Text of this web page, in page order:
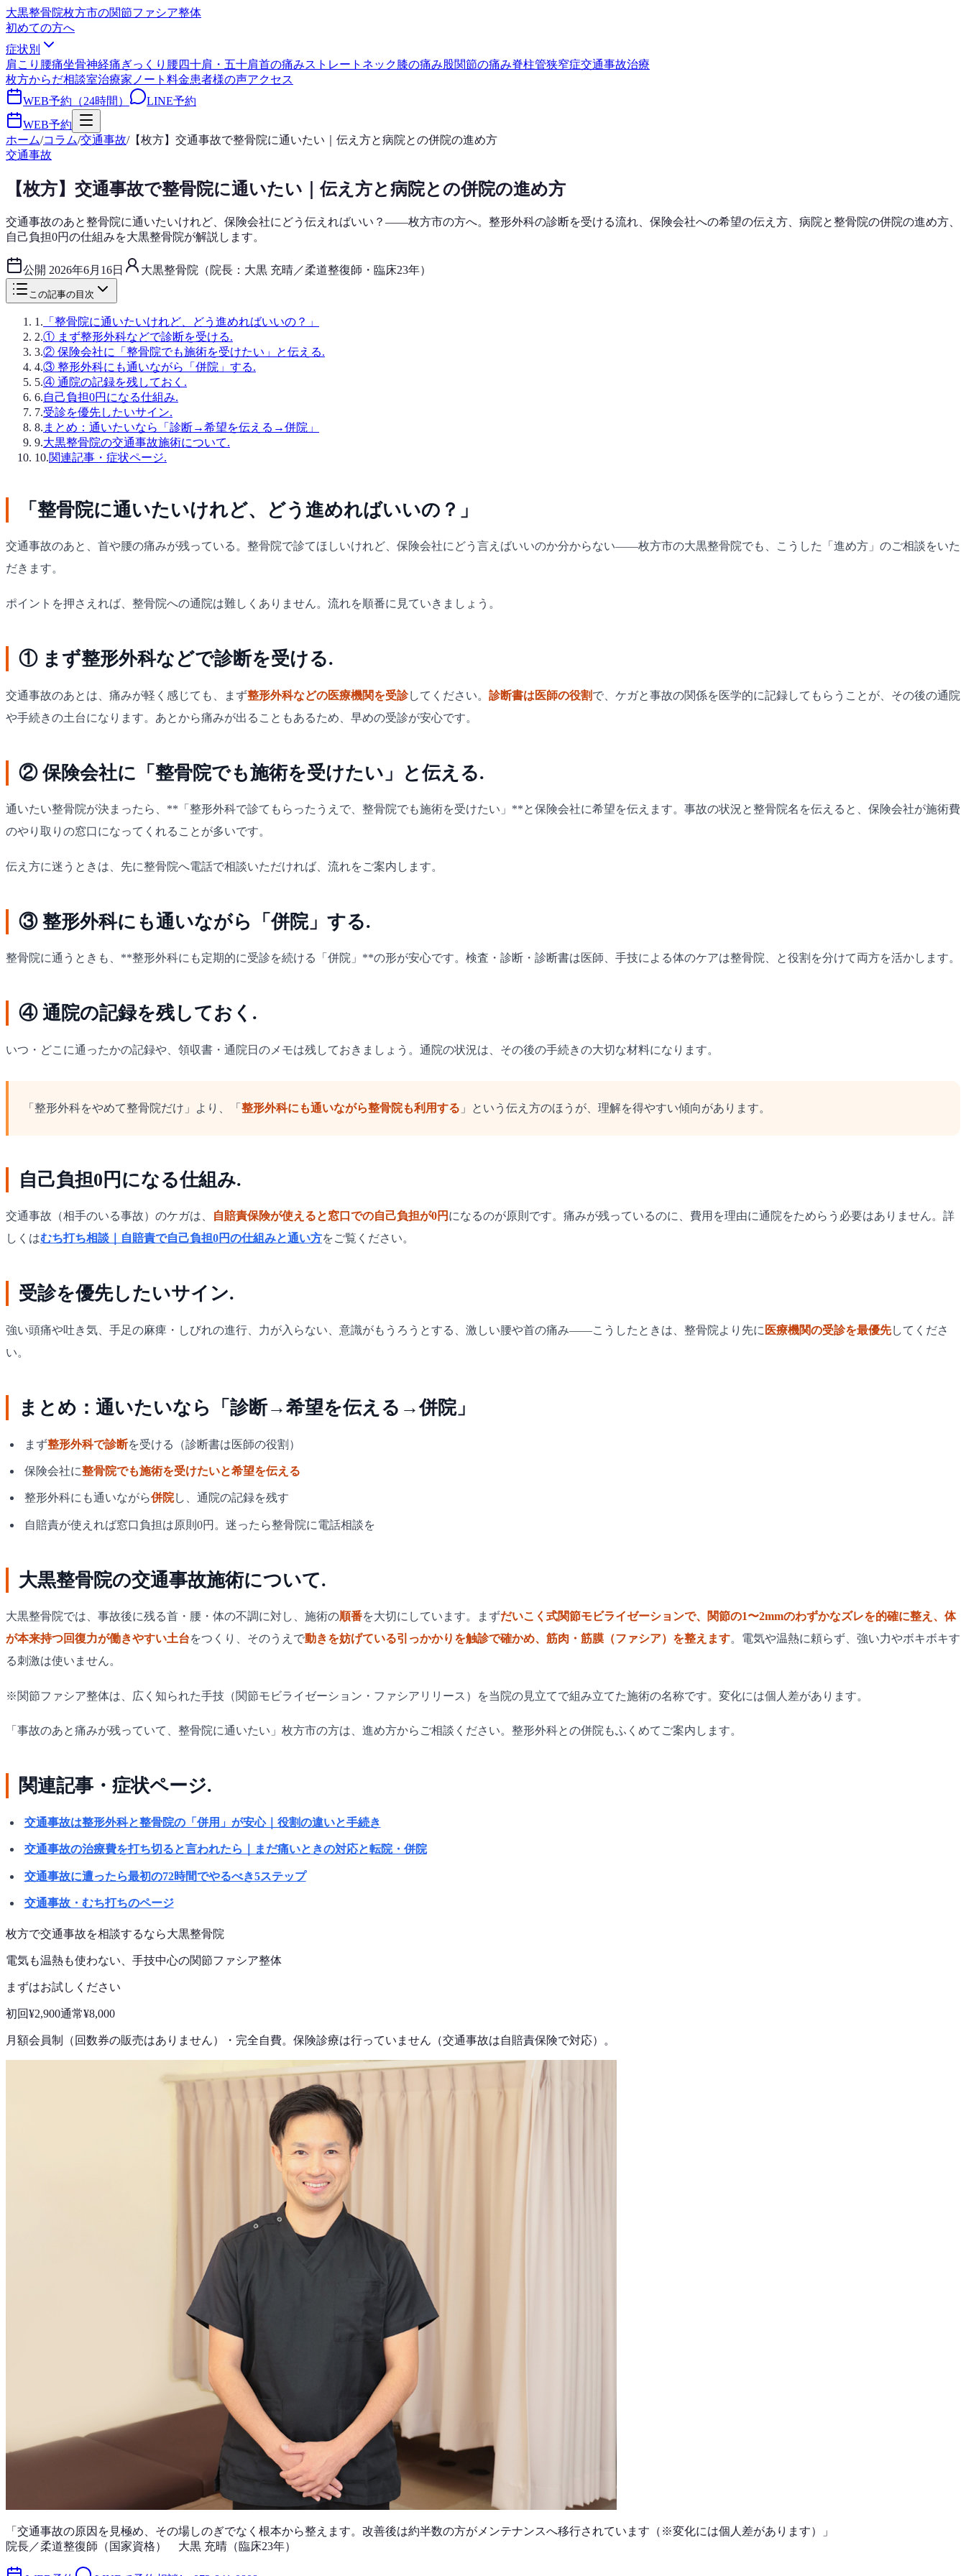
大黒整骨院枚方市の関節ファシア整体
初めての方へ
症状別
肩こり 腰痛坐骨神経痛ぎっくり腰四十肩・五十肩首の痛みストレートネック膝の痛み股関節の痛み脊柱管狭窄症交通事故治療
枚方からだ相談室治療家ノート 料金患者様の声アクセス
WEB予約（24時間）
LINE予約
WEB予約
ホーム/コラム/交通事故/【枚方】交通事故で整骨院に通いたい｜伝え方と病院との併院の進め方
交通事故
【枚方】交通事故で整骨院に通いたい｜伝え方と病院との併院の進め方
交通事故のあと整骨院に通いたいけれど、保険会社にどう伝えればいい？——枚方市の方へ。整形外科の診断を受ける流れ、保険会社への希望の伝え方、病院と整骨院の併院の進め方、
自己負担0円の仕組みを大黒整骨院が解説します。
公開 2026年6月16日 大黒整骨院（院長：大黒 充晴／柔道整復師・臨床23年）
この記事の目次
1 . 「整骨院に通いたいけれど、どう進めればいいの？」
2.① まず整形外科などで診断を受ける.
3.② 保険会社に「整骨院でも施術を受けたい」と伝える.
4.③ 整形外科にも通いながら「併院」する.
5.④ 通院の記録を残しておく.
6.自己負担0円になる仕組み.
7.受診を優先したいサイン.
8. まとめ：通いたいなら「診断→希望を伝える→併院」
9.大黒整骨院の交通事故施術について.
10.関連記事・症状ページ.
「整骨院に通いたいけれど、どう進めればいいの？」
交通事故のあと、首や腰の痛みが残っている。整骨院で診てほしいけれど、保険会社にどう言えばいいのか分からない——枚方市の大黒整骨院でも、こうした「進め方」のご相談をいた
だきます。
ポイントを押さえれば、整骨院への通院は難しくありません。流れを順番に見ていきましょう。
① まず整形外科などで診断を受ける.
交通事故のあとは、痛みが軽く感じても、まず整形外科などの医療機関を受診してください。 診断書は医師の役割で、ケガと事故の関係を医学的に記録してもらうことが、その後の通院
や手続きの土台になります。あとから痛みが出ることもあるため、早めの受診が安心です。
② 保険会社に「整骨院でも施術を受けたい」と伝える.
通いたい整骨院が決まったら、**「整形外科で診てもらったうえで、整骨院でも施術を受けたい」**と保険会社に希望を伝えます。事故の状況と整骨院名を伝えると、保険会社が施術費
のやり取りの窓口になってくれることが多いです。
伝え方に迷うときは、先に整骨院へ電話で相談いただければ、流れをご案内します。
③ 整形外科にも通いながら「併院」する.
整骨院に通うときも、**整形外科にも定期的に受診を続ける「併院」**の形が安心です。検査・診断・診断書は医師、手技による体のケアは整骨院、と役割を分けて両方を活かします。
④ 通院の記録を残しておく.
いつ・どこに通ったかの記録や、領収書・通院日のメモは残しておきましょう。通院の状況は、その後の手続きの大切な材料になります。
「整形外科をやめて整骨院だけ」より、「 整形外科にも通いながら整骨院も利用する 」という伝え方のほうが、理解を得やすい傾向があります。
自己負担0円になる仕組み.
交通事故（相手のいる事故）のケガは、 自賠責保険が使えると窓口での自己負担が0円 になるのが原則です。痛みが残っているのに、費用を理由に通院をためらう必要はありません。詳
しくはむち打ち相談｜自賠責で自己負担0円の仕組みと通い方をご覧ください。
受診を優先したいサイン.
強い頭痛や吐き気、手足の麻痺・しびれの進行、力が入らない、意識がもうろうとする、激しい腰や首の痛み——こうしたときは、整骨院より先に 医療機関の受診を最優先してくださ
い。
まとめ：通いたいなら「診断→希望を伝える→併院」
まず整形外科で診断を受ける（診断書は医師の役割）
保険会社に整骨院でも施術を受けたいと希望を伝える
整形外科にも通いながら併院し、通院の記録を残す
自賠責が使えれば窓口負担は原則0円。迷ったら整骨院に電話相談を
大黒整骨院の交通事故施術について.
大黒整骨院では、事故後に残る首・腰・体の不調に対し、施術の順番を大切にしています。まずだいこく式関節モビライゼーションで、関節の1〜2mmのわずかなズレを的確に整え、体
が本来持つ回復力が働きやすい土台をつくり、そのうえで動きを妨げている引っかかりを触診で確かめ、筋肉・筋膜（ファシア）を整えます。電気や温熱に頼らず、強い力やボキボキす
る刺激は使いません。
※関節ファシア整体は、広く知られた手技（関節モビライゼーション・ファシアリリース）を当院の見立てで組み立てた施術の名称です。変化には個人差があります。
「事故のあと痛みが残っていて、整骨院に通いたい」枚方市の方は、進め方からご相談ください。整形外科との併院もふくめてご案内します。
関連記事・症状ページ.
交通事故は整形外科と整骨院の「併用」が安心｜役割の違いと手続き
交通事故の治療費を打ち切ると言われたら｜まだ痛いときの対応と転院・併院
交通事故に遭ったら最初の72時間でやるべき5ステップ
交通事故・むち打ちのページ
枚方で交通事故を相談するなら大黒整骨院
電気も温熱も使わない、手技中心の関節ファシア整体
まずはお試しください
初回¥2,900通常¥8,000
月額会員制（回数券の販売はありません） ・ 完全自費。保険診療は行っていません（交通事故は自賠責保険で対応）。
「 交通事故の原因を見極め、その場しのぎでなく根本から整えます。改善後は約半数の方がメンテナンスへ移行されています（※変化には個人差があります）」
院長／柔道整復師（国家資格）
大黒 充晴 （臨床23年）